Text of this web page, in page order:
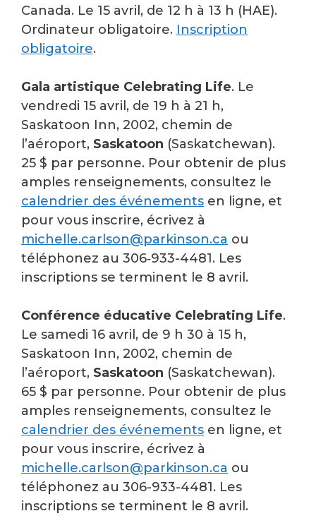
Canada. Le 15 avril, de 12 h à 13 h (HAE).
Ordinateur obligatoire. Inscription
obligatoire.
Gala artistique Celebrating Life. Le
vendredi 15 avril, de 19 h à 21 h,
Saskatoon Inn, 2002, chemin de
l’aéroport, Saskatoon (Saskatchewan).
25 $ par personne. Pour obtenir de plus
amples renseignements, consultez le
calendrier des événements en ligne, et
pour vous inscrire, écrivez à
michelle.carlson@parkinson.ca ou
téléphonez au 306‑933-4481. Les
inscriptions se terminent le 8 avril.
Conférence éducative Celebrating Life.
Le samedi 16 avril, de 9 h 30 à 15 h,
Saskatoon Inn, 2002, chemin de
l’aéroport, Saskatoon (Saskatchewan).
65 $ par personne. Pour obtenir de plus
amples renseignements, consultez le
calendrier des événements en ligne, et
pour vous inscrire, écrivez à
michelle.carlson@parkinson.ca ou
téléphonez au 306-933-4481. Les
inscriptions se terminent le 8 avril.